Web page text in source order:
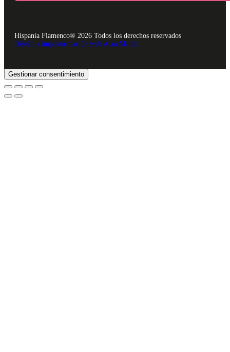
Hispania Flamenco® 2026 Todos los derechos reservados
Diseño e implementación web Alan Martín
Gestionar consentimiento